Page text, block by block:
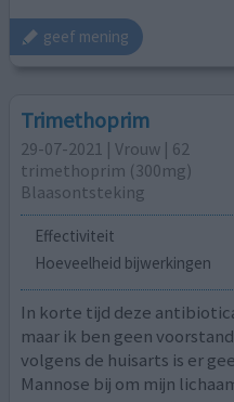
geef mening
Trimethoprim
29-07-2021 | Vrouw | 62
trimethoprim (300mg)
Blaasontsteking
Effectiviteit
Hoeveelheid bijwerkingen
In korte tijd deze
maar ik ben geen
volgens de huisarts is er
Mannose bij om mijn